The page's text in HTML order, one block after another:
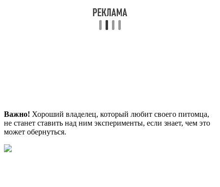
Важно! Хороший владелец, который любит своего питомца,
не станет ставить над ним эксперименты, если знает, чем это
может обернуться.